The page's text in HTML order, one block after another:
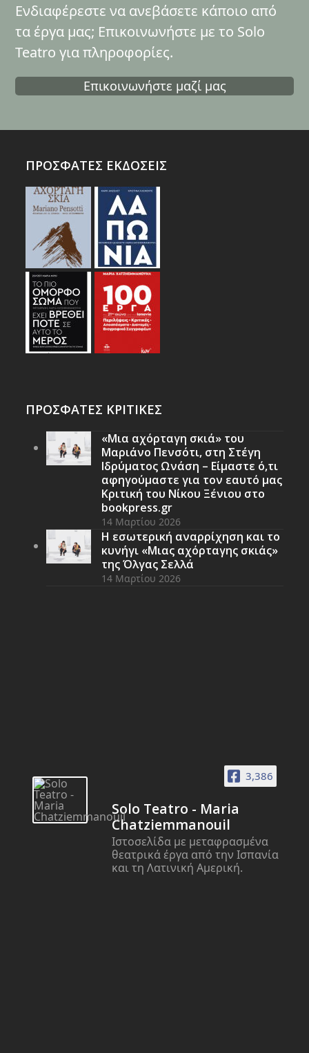
Ενδιαφέρεστε να ανεβάσετε κάποιο από
τα έργα μας; Επικοινωνήστε με το Solo
Teatro για πληροφορίες.
Επικοινωνήστε μαζί μας
ΠΡΟΣΦΑΤΕΣ ΕΚΔΟΣΕΙΣ
ΠΡΟΣΦΑΤΕΣ ΚΡΙΤΙΚΕΣ
«Μια αχόρταγη σκιά» του
Μαριάνο Πενσότι, στη Στέγη
Ιδρύματος Ωνάση – Είμαστε ό,τι
αφηγούμαστε για τον εαυτό μας
Κριτική του Νίκου Ξένιου στο
bookpress.gr
14 Μαρτίου 2026
Η εσωτερική αναρρίχηση και το
κυνήγι «Μιας αχόρταγης σκιάς»
της Όλγας Σελλά
14 Μαρτίου 2026
3,386
Solo Teatro - Maria
Chatziemmanouil
Ιστοσελίδα με μεταφρασμένα
θεατρικά έργα από την Ισπανία
και τη Λατινική Αμερική.